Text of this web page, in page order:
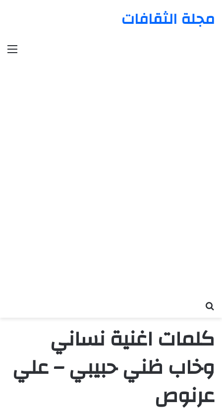
مجلة الثقافات
كلمات اغنية نساني
وخاب ظني حبيبي – علي
عرنوص